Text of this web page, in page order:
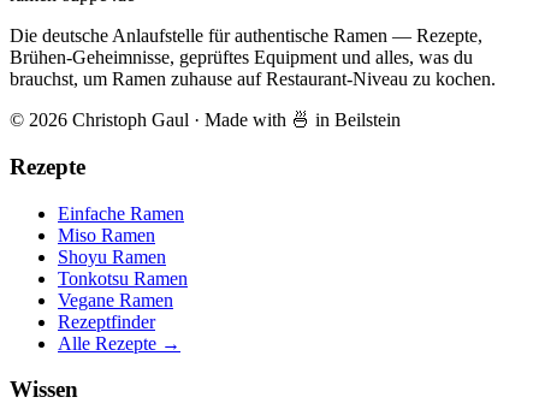
Die deutsche Anlaufstelle für authentische Ramen — Rezepte,
Brühen-Geheimnisse, geprüftes Equipment und alles, was du
brauchst, um Ramen zuhause auf Restaurant-Niveau zu kochen.
© 2026 Christoph Gaul · Made with 🍜 in Beilstein
Rezepte
Einfache Ramen
Miso Ramen
Shoyu Ramen
Tonkotsu Ramen
Vegane Ramen
Rezeptfinder
Alle Rezepte →
Wissen